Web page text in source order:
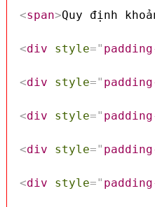
<span>Quy định
<div style="
<div style="
<div style="
<div style="
<div style="